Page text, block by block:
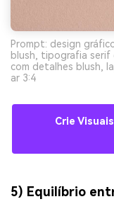
Prompt: design
blush, tipografia serif
com detalhes blush,
ar 3:4
Crie
5) Equilíbrio